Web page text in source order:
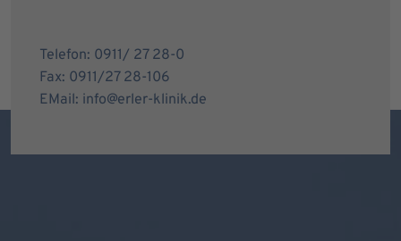
Telefon: 0911/ 27 28-0
Fax: 0911/27 28-106
EMail: info@erler-klinik.de